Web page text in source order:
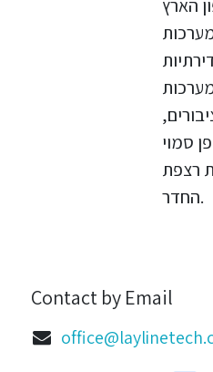
סמוי
רצפת
החדר.
Contact by Email